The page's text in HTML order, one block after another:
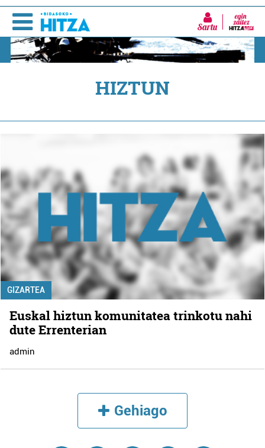
Sartu
HIZTUN
GIZARTEA
Euskal hiztun komunitatea trinkotu nahi
dute Errenterian
admin
Gehiago